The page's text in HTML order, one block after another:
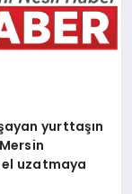
yurttaşın
uzatmaya